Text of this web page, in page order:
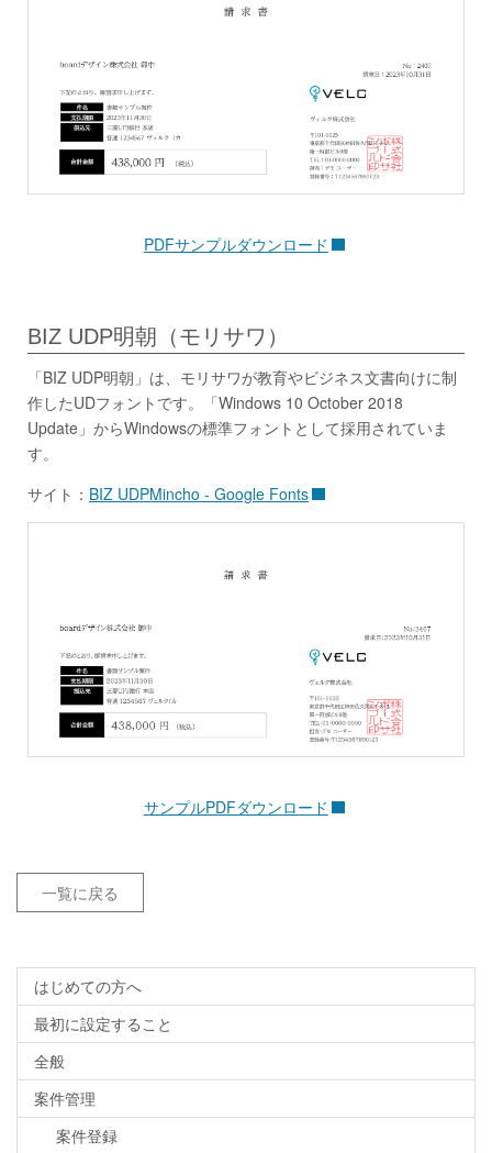
PDFサンプルダウンロード
BIZ UDP明朝（モリサワ）
「BIZ UDP明朝」は、モリサワが教育やビジネス文書向けに制
作したUDフォントです。「Windows 10 October 2018
Update」からWindowsの標準フォントとして採用されていま
す。
サイト： BIZ UDPMincho - Google Fonts
サンプルPDFダウンロード
一覧に戻る
はじめての方へ
最初に設定すること
全般
案件管理
案件登録